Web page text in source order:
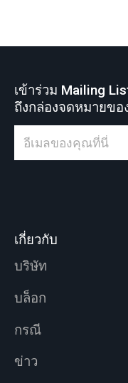
เข้าร่วม Mailing
ถึงกล่องจดหมายข
เกี่ยวกับ
บริษัท
บล็อก
กรณี
ข่าว